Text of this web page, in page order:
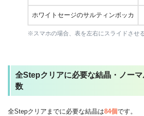
ホワイトセージのサルティンボッカ
※スマホの場合、表を左右にスライドさせ
全Stepクリアに必要な結晶・ノー
数
全Stepクリアまでに必要な結晶は84個です。